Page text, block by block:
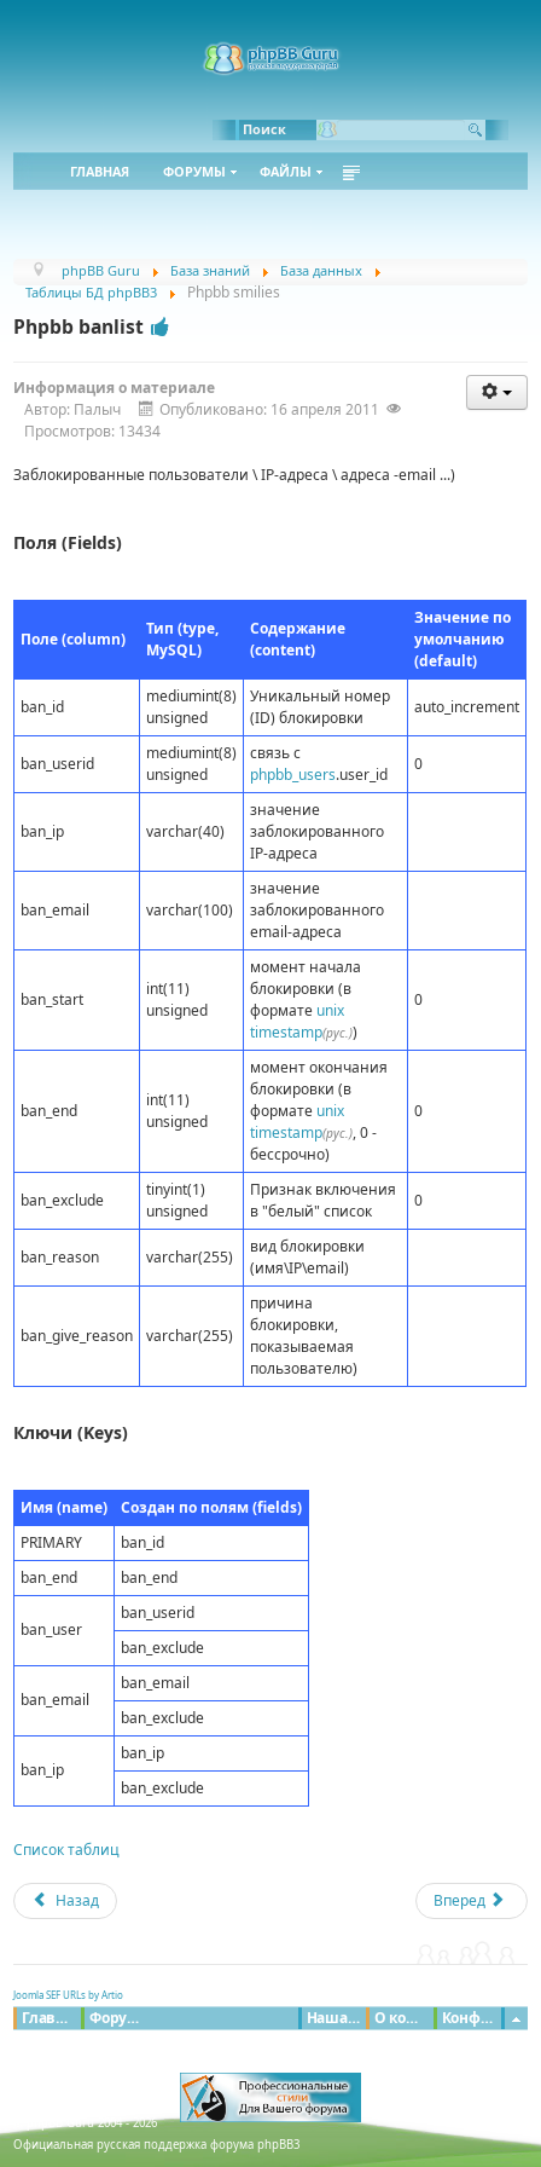
Поиск
ГЛАВНАЯ ФОРУМЫ ФАЙЛЫ
phpBB Guru База знаний
База данных
Таблицы БД phpBB3
Phpbb smilies
Phpbb banlist
Информация о материале
Автор: Палыч
Опубликовано: 16 апреля 2011
Просмотров: 13434
Заблокированные пользователи \ IP-адреса \ адреса -email ...)
Поля (Fields)
Поле (column)
Тип (type,
MySQL)
Содержание
(content)
Значение по
умолчанию
(default)
ban_id
mediumint(8)
unsigned
Уникальный номер
(ID) блокировки
auto_increment
ban_userid
mediumint(8)
unsigned
связь с
phpbb_users.user_id
0
ban_ip varchar(40)
значение
заблокированного
IP-адреса
ban_email varchar(100)
значение
заблокированного
email-адреса
ban_start
int(11)
unsigned
момент начала
блокировки (в
формате unix
timestamp(рус.))
0
ban_end
int(11)
unsigned
момент окончания
блокировки (в
формате unix
timestamp(рус.), 0 -
бессрочно)
0
ban_exclude
tinyint(1)
unsigned
Признак включения
в "белый" список
0
ban_reason varchar(255)
вид блокировки
(имя\IP\email)
ban_give_reason varchar(255)
причина
блокировки,
показываемая
пользователю)
Ключи (Keys)
Имя (name)
Создан по полям (fields)
PRIMARY
ban_id
ban_end
ban_end
ban_user
ban_userid
ban_exclude
ban_email
ban_email
ban_exclude
ban_ip
ban_ip
ban_exclude
Список таблиц
Назад Вперед
Joomla SEF URLs by Artio
Главная Форумы Конфиденциальность
О команде
Наша команда
© phpBB Guru 2004 - 2026
Официальная русская поддержка форума phpBB3